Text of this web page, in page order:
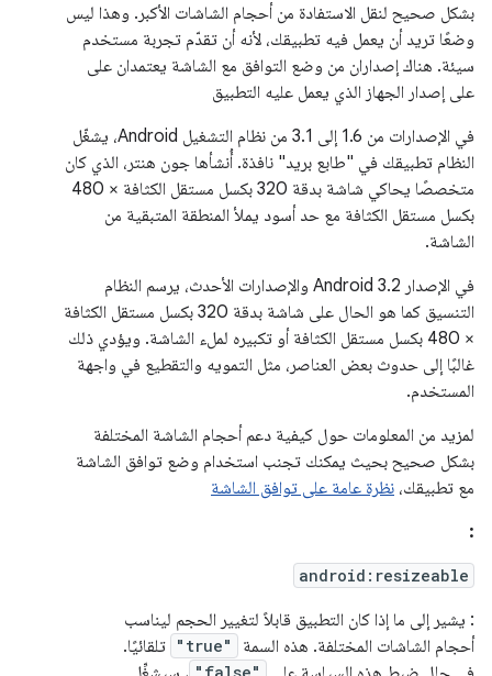
بشكل صحيح لنقل الاستفادة من أحجام الشاشات الأكبر. وهذا ليس
وضعًا تريد أن يعمل فيه تطبيقك، لأنه أن تقدّم تجربة مستخدم
سيئة. هناك إصداران من وضع التوافق مع الشاشة يعتمدان على
على إصدار الجهاز الذي يعمل عليه التطبيق
في الإصدارات من 1.6 إلى 3.1 من نظام التشغيل Android، يشغّل
النظام تطبيقك في "طابع بريد" نافذة. أُنشأها جون هنتر، الذي كان
متخصصًا يحاكي شاشة بدقة 320 بكسل مستقل الكثافة × 480
بكسل مستقل الكثافة مع حد أسود يملأ المنطقة المتبقية من
الشاشة.
في الإصدار Android 3.2 والإصدارات الأحدث، يرسم النظام
التنسيق كما هو الحال على شاشة بدقة 320 بكسل مستقل الكثافة
× 480 بكسل مستقل الكثافة أو تكبيره لملء الشاشة. ويؤدي ذلك
غالبًا إلى حدوث بعض العناصر، مثل التمويه والتقطيع في واجهة
المستخدم.
لمزيد من المعلومات حول كيفية دعم أحجام الشاشة المختلفة
بشكل صحيح بحيث يمكنك تجنب استخدام وضع توافق الشاشة
مع تطبيقك، نظرة عامة على توافق الشاشة
:
android:resizeable
: يشير إلى ما إذا كان التطبيق قابلاً لتغيير الحجم ليناسب
أحجام الشاشات المختلفة. هذه السمة
"true" تلقائيًا.